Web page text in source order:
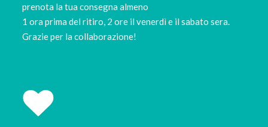
prenota la tua consegna almeno
1 ora prima del ritiro, 2 ore il venerdì e il sabato sera.
Grazie per la collaborazione!